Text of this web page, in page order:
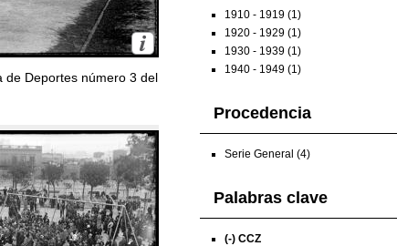
de Deportes número 3 del
1910 - 1919 (1)
1920 - 1929 (1)
1930 - 1939 (1)
1940 - 1949 (1)
Procedencia
Serie General (4)
Palabras clave
(-) CCZ